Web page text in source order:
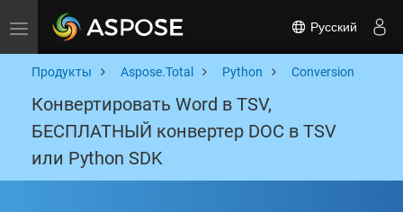
Toggle navigation Русский
Продукты Aspose.Total Python Conversion
Конвертировать Word в TSV,
БЕСПЛАТНЫЙ конвертер DOC в TSV
или Python SDK